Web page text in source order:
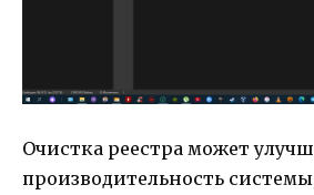
Очистка реестра может
производительность